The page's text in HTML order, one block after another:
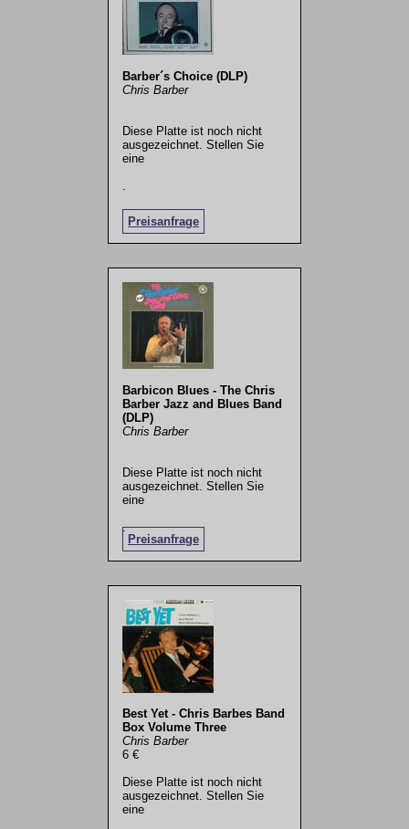
Barber´s Choice (DLP)
Chris Barber
Diese Platte ist noch nicht
ausgezeichnet. Stellen Sie
eine
Preisanfrage
.
Barbicon Blues - The Chris
Barber Jazz and Blues Band
(DLP)
Chris Barber
Diese Platte ist noch nicht
ausgezeichnet. Stellen Sie
eine
Preisanfrage
.
Best Yet - Chris Barbes Band
Box Volume Three
Chris Barber
6 €
Diese Platte ist noch nicht
ausgezeichnet. Stellen Sie
eine